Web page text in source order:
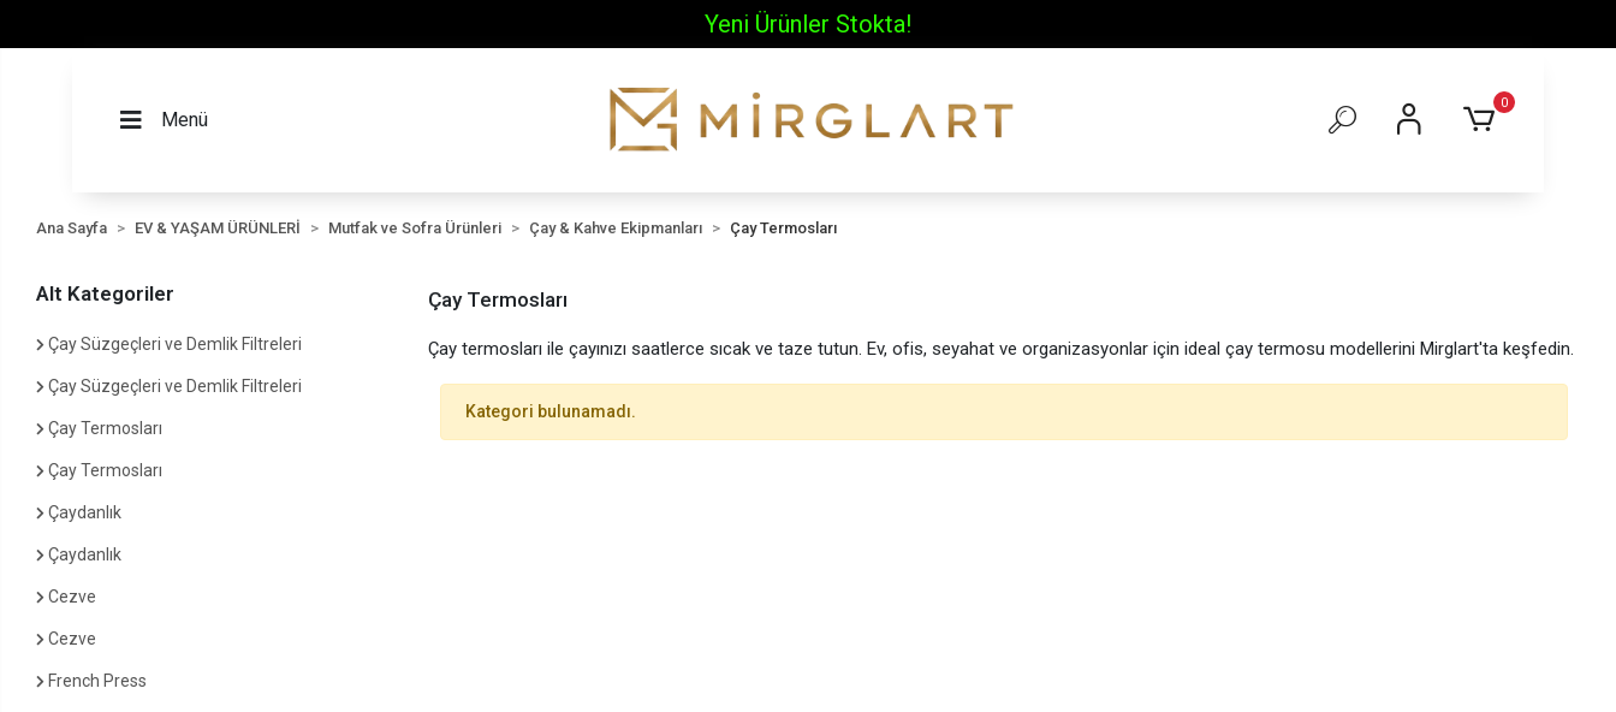
Yeni Ürünler Stokta!
Menü
0
Ana Sayfa EV & YAŞAM ÜRÜNLERİ Mutfak ve Sofra Ürünleri Çay & Kahve Ekipmanları Çay Termosları
Alt Kategoriler
Çay Süzgeçleri ve Demlik Filtreleri
Çay Süzgeçleri ve Demlik Filtreleri
Çay Termosları
Çay Termosları
Çaydanlık
Çaydanlık
Cezve
Cezve
French Press
Çay Termosları
Çay termosları ile çayınızı saatlerce sıcak ve taze tutun. Ev, ofis, seyahat ve organizasyonlar için ideal çay termosu modellerini Mirglart'ta keşfedin.
Kategori bulunamadı.